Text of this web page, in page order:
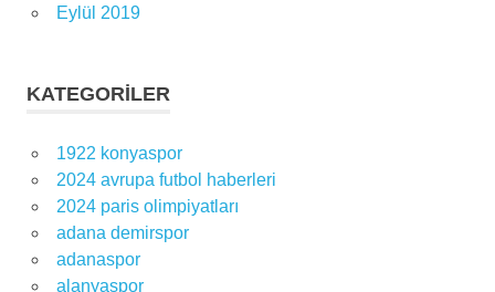
Eylül 2019
KATEGORILER
1922 konyaspor
2024 avrupa futbol haberleri
2024 paris olimpiyatları
adana demirspor
adanaspor
alanyaspor